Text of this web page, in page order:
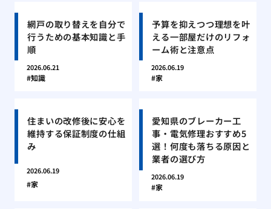
網戸の取り替えを自分で
行うための基本知識と手
順
2026.06.21
知識
予算を抑えつつ理想を叶
える一部屋だけのリフォ
ーム術と注意点
2026.06.19
家
住まいの改修後に安心を
維持する保証制度の仕組
み
2026.06.19
家
愛知県のブレーカー工
事・電気修理おすすめ5
選！何度も落ちる原因と
業者の選び方
2026.06.19
家